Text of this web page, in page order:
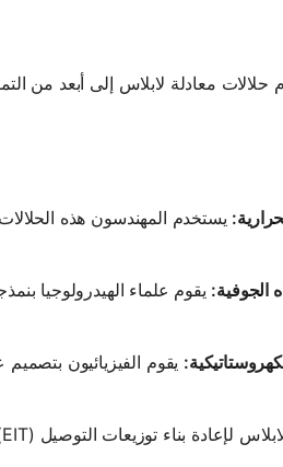
حلالات معادلة لابلاس إلى أبعد من
يستخدم المهندسون هذه
الجوفية: يقوم علماء الهيدرولوجيا
يقوم الفيزيائيون